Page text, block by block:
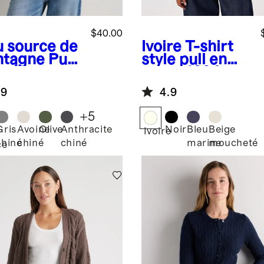
source de
Pull
en coton
$40.00
Avoine
chiné
OliveAnthracite
chiné
+5
Ivoire T-shirt
style pull en
biologique
4.9
IvoireNoir Bleu
marine
Beige
moucheté